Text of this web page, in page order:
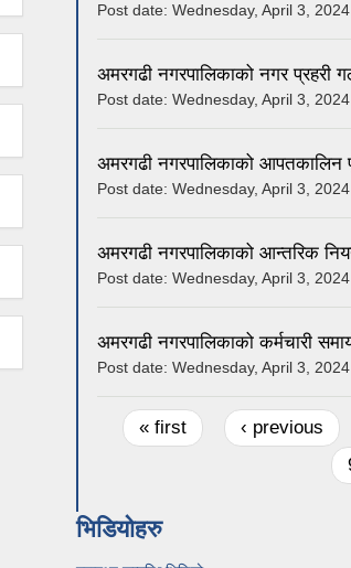
Post date: Wednesday, April 3,
अमरगढी नगरपालिकाको नगर प्रहरी
Post date: Wednesday, April 3,
अमरगढी नगरपालिकाको आपतकालिन
Post date: Wednesday, April 3,
अमरगढी नगरपालिकाको आन्तरिक
Post date: Wednesday, April 3,
अमरगढी नगरपालिकाको कर्मचारी
Post date: Wednesday, April 3,
Pages
« first ‹ previous
भिडियोहरु